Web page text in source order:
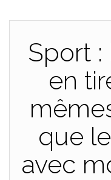
Sport
en
que
avec